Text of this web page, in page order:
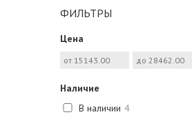
ФИЛЬТРЫ
Цена
Наличие
В наличии 4